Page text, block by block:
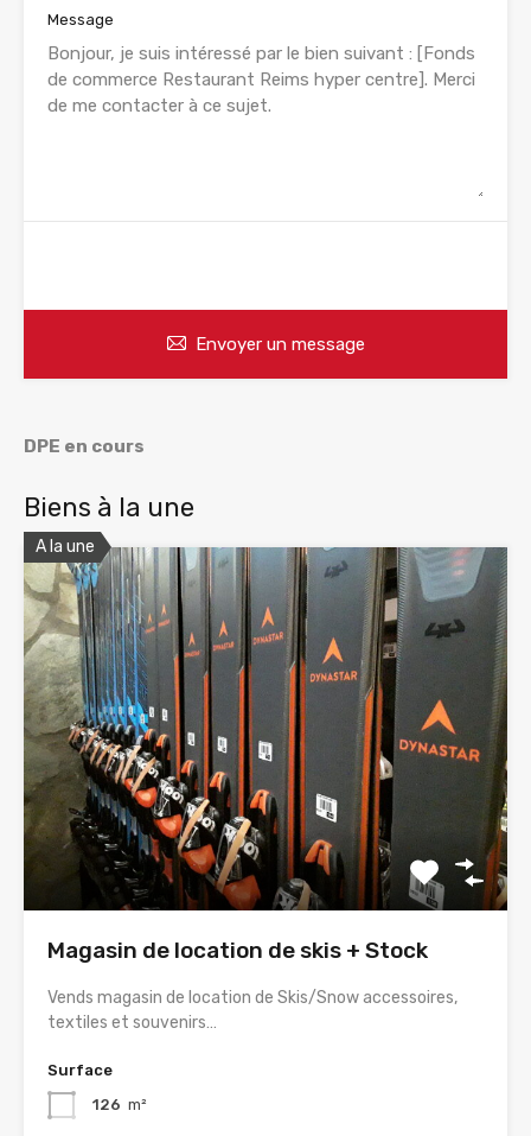
Message
Envoyer un message
DPE en cours
Biens à la une
A la une
Magasin de location de skis + Stock
Vends magasin de location de Skis/Snow accessoires,
textiles et souvenirs…
Surface
126 m²